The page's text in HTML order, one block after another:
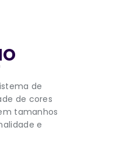
de
de cores
tamanhos
e